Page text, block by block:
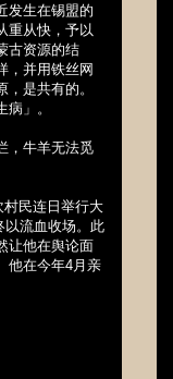
发生在锡盟的
重从快，予以
古资源的结
，并用铁丝网
是共有的。
」。
，牛羊无法觅
村民连日举行大
以流血收场。此
让他在舆论面
他在今年4 月亲